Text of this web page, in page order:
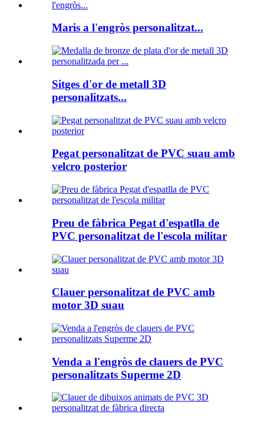
Maris a l'engròs personalitzat...
Sitges d'or de metall 3D
personalitzats...
Pegat personalitzat de PVC suau amb
velcro posterior
Preu de fàbrica Pegat d'espatlla de
PVC personalitzat de l'escola militar
Clauer personalitzat de PVC amb
motor 3D suau
Venda a l'engròs de clauers de PVC
personalitzats Superme 2D